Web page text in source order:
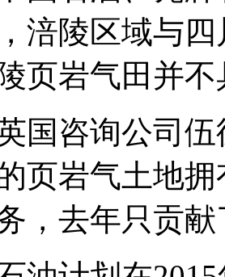
涪陵区域与
页岩气田并
咨询公司伍
页岩气土地
，去年只贡